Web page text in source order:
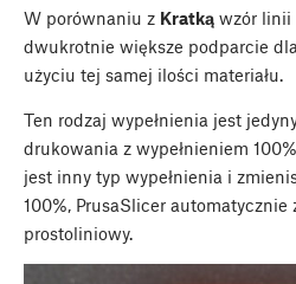
W porównaniu z Kratką wzór linii
dwukrotnie większe podparcie
użyciu tej samej ilości materiału.
Ten rodzaj wypełnienia jest
drukowania z wypełnieniem
jest inny typ wypełnienia i
100%, PrusaSlicer
prostoliniowy.